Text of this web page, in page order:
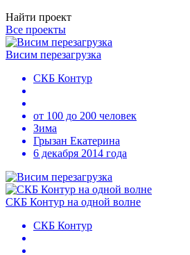
Найти проект
Все проекты
Висим перезагрузка
СКБ Контур
от 100 до 200 человек
Зима
Грызан Екатерина
6 декабря 2014 года
СКБ Контур на одной волне
СКБ Контур